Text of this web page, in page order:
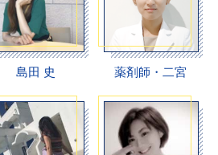
島田 史 薬剤師・二宮